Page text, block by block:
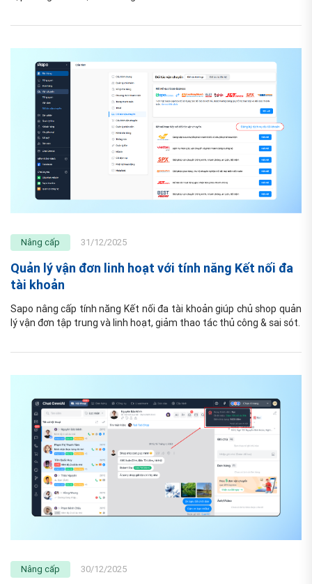
Nâng cấp 31/12/2025
Quản lý vận đơn linh hoạt với tính năng Kết nối đa
tài khoản
Sapo nâng cấp tính năng Kết nối đa tài khoản giúp chủ shop quản
lý vận đơn tập trung và linh hoạt, giảm thao tác thủ công & sai sót.
Nâng cấp 30/12/2025